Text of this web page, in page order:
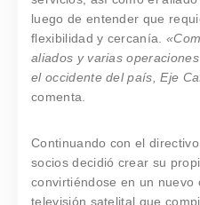
luego de entender que
flexibilidad y cercanía.
aliados y varias
el occidente del país, Eje
comenta.
Continuando con el
socios decidió crear su
convirtiéndose en un nuevo
televisión satelital que